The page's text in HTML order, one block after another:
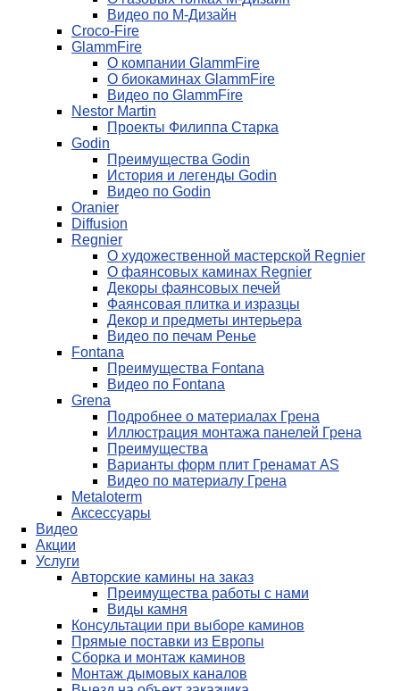
Видео по М-Дизайн
Croco-Fire
GlammFire
О компании GlammFire
О биокаминах GlammFire
Видео по GlammFire
Nestor Martin
Проекты Филиппа Старка
Godin
Преимущества Godin
История и легенды Godin
Видео по Godin
Oranier
Diffusion
Regnier
О художественной мастерской Regnier
О фаянсовых каминах Regnier
Декоры фаянсовых печей
Фаянсовая плитка и изразцы
Декор и предметы интерьера
Видео по печам Ренье
Fontana
Преимущества Fontana
Видео по Fontana
Grena
Подробнее о материалах Грена
Иллюстрация монтажа панелей Грена
Преимущества
Варианты форм плит Гренамат AS
Видео по материалу Грена
Metaloterm
Аксессуары
Видео
Акции
Услуги
Авторские камины на заказ
Преимущества работы с нами
Виды камня
Консультации при выборе каминов
Прямые поставки из Европы
Сборка и монтаж каминов
Монтаж дымовых каналов